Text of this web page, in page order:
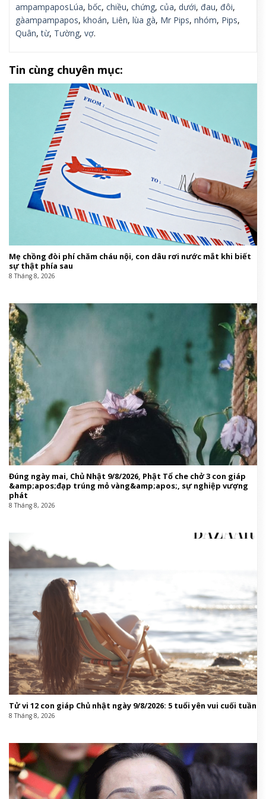
ampampaposLúa, bốc, chiều, chứng, của, dưới, đau, đôi,
gàampampapos, khoán, Liên, lùa gà, Mr Pips, nhóm, Pips,
Quân,từ, Tường, vợ.
Tin cùng chuyên mục:
Mẹ chồng đòi phí chăm cháu nội, con dâu rơi nước mắt khi biết
sự thật phía sau
8 Tháng 8, 2026
Đúng ngày mai, Chủ Nhật 9/8/2026, Phật Tổ che chở 3 con giáp
&amp;apos;đạp trúng mỏ vàng&amp;apos;, sự nghiệp vượng
phát
8 Tháng 8, 2026
Tử vi 12 con giáp Chủ nhật ngày 9/8/2026: 5 tuổi yên vui cuối tuần
8 Tháng 8, 2026